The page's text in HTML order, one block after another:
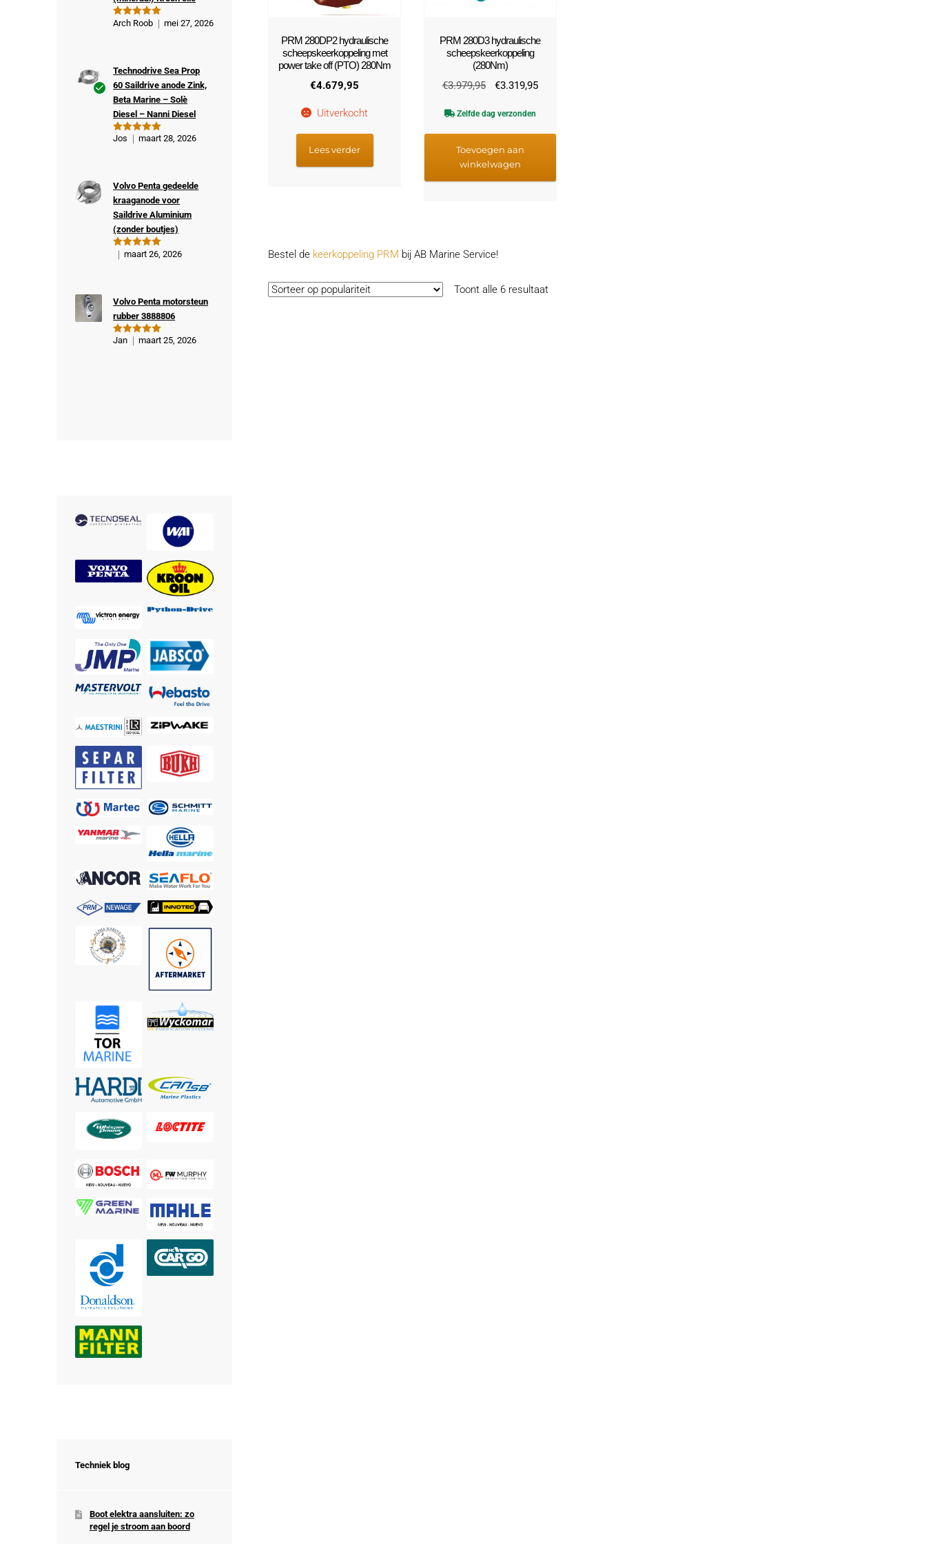
PRM 280DP2 hydraulische
scheepskeerkoppeling met
power take off (PTO) 280Nm
€4.679,95
Uitverkocht
Lees verder
PRM 280D3 hydraulische
scheepskeerkoppeling
(280Nm)
€3.979,95
Oorspronkelijke
was:
€3.979,95.
€3.319,95Huidige
€3.319,95.
Zelfde dag verzonden
Toevoegen aan
winkelwagen
Bestel de keerkoppeling PRM bij AB Marine Service!
Toont alle 6 resultaatGesorteerd
Gewaardeer
Arch Roob mei 27, 2026
Gewaardeer
Technodrive Sea Prop
60 Saildrive anode Zink,
Beta Marine – Solè
Diesel – Nanni Diesel
Jos maart 28, 2026
Gewaardeer
Volvo Penta gedeelde
kraaganode voor
Saildrive Aluminium
(zonder boutjes)
maart 26, 2026
Gewaardeer
Volvo Penta motorsteun
rubber 3888806
Jan maart 25, 2026
Techniek blog
Boot elektra aansluiten: zo
regel je stroom aan boord